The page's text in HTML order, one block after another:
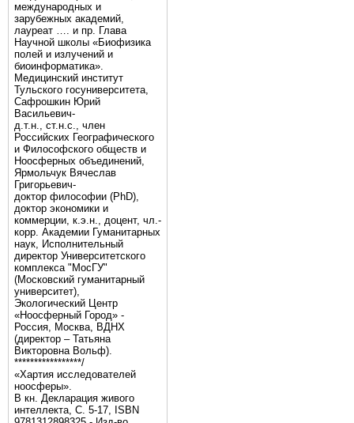
международных и
зарубежных академий,
лауреат …. и пр. Глава
Научной школы «Биофизика
полей и излучений и
биоинформатика».
Медицинский институт
Тульского госуниверситета,
Сафрошкин Юрий
Васильевич-
д.т.н., ст.н.с., член
Российских Географического
и Философского обществ и
Ноосферных объединений,
Ярмольчук Вячеслав
Григорьевич-
доктор философии (PhD),
доктор экономики и
коммерции, к.э.н., доцент, чл.-
корр. Академии Гуманитарных
наук, Исполнительный
директор Университетского
комплекса "МосГУ"
(Московский гуманитарный
университет),
Экологический Центр
«Ноосферный Город» -
Россия, Москва, ВДНХ
(директор – Татьяна
Викторовна Вольф).
*****************/
«Хартия исследователей
ноосферы».
В кн. Декларация живого
интеллекта, С. 5-17, ISBN